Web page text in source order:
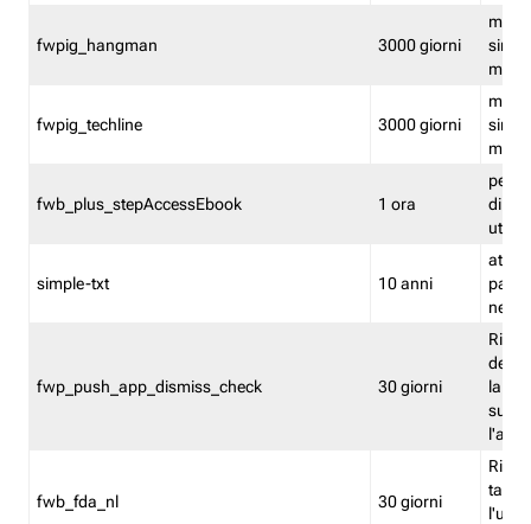
fwpig_hangman 3000 giorni
fwpig_techline 3000 giorni
fwb_plus_stepAccessEbook 1 ora
di un
simple-txt 10 anni
attiva
fwp_push_app_dismiss_check 30 giorni
la
fwb_fda_nl 30 giorni